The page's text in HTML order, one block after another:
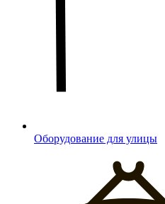
Оборудование для улицы